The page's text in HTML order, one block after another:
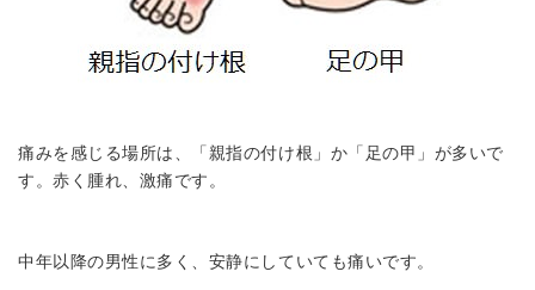
痛みを感じる場所は、「親指の付け根」か「足の甲」が多いで
す。赤く腫れ、激痛です。
中年以降の男性に多く、安静にしていても痛いです。